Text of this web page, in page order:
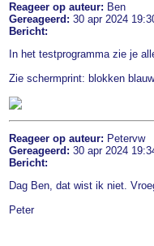
Reageer op auteur: Ben
Gereageerd: 30 apr 2024
Bericht:
In het testprogramma zie je
Zie schermprint: blokken
Reageer op auteur: Petervw
Gereageerd: 30 apr 2024
Bericht:
Dag Ben, dat wist ik niet.
Peter